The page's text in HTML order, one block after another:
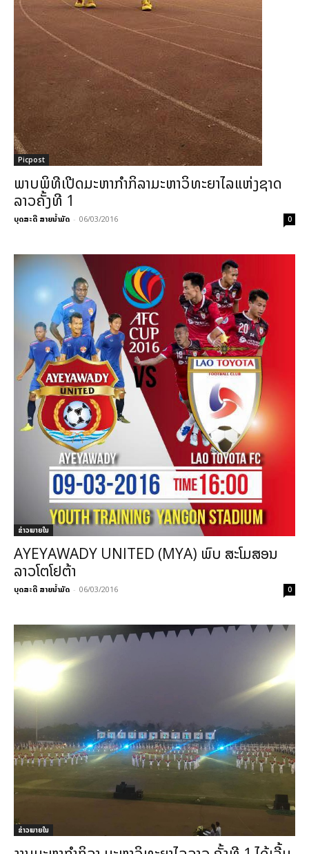
Picpost
ພາບພິທີເປີດມະຫາກຳກິລາມະຫາວິທະຍາໄລແຫ່ງຊາດ
ລາວຄັ້ງທີ 1
ບຸດສະດີ ສາຍນ້ຳມັດ - 06/03/2016 0
ຂ່າວພາຍ​ໃນ
AYEYAWADY UNITED (MYA) ພົບ ສະໂມສອນ
ລາວໂຕໂຢຕ້າ
ບຸດສະດີ ສາຍນ້ຳມັດ - 06/03/2016 0
ຂ່າວພາຍ​ໃນ